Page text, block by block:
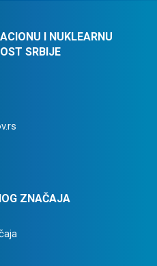
I NUKLEARNU
SRBIJE
ZNAČAJA